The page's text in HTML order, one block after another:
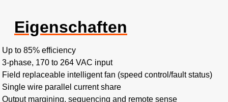
Eigenschaften
Up to 85% efficiency​
3-phase, 170 to 264 VAC input​
Field replaceable intelligent fan (speed control/fault status)​
Single wire parallel current share​
Output margining, sequencing and remote sense